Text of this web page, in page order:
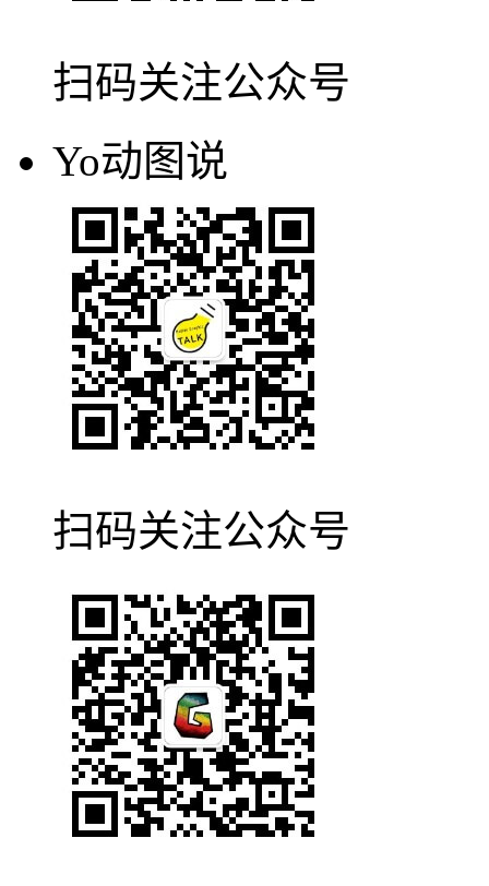
扫码关注公众号
Yo动图说
扫码关注公众号